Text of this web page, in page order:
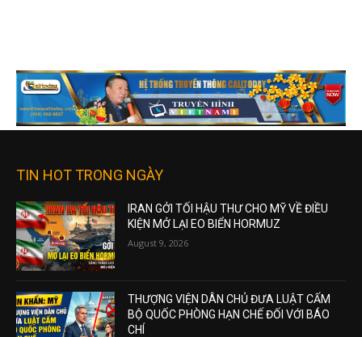
TIN HOT TRONG NGÀY
IRAN GỞI TỐI HẬU THƯ CHO MỸ VỀ ĐIỀU
KIỆN MỞ LẠI EO BIỂN HORMUZ
August 9, 2026
THƯỢNG VIỆN DÂN CHỦ ĐƯA LUẬT CẤM
BỘ QUỐC PHÒNG HẠN CHẾ ĐỐI VỚI BÁO
CHÍ